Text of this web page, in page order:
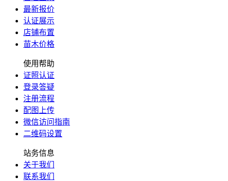
最新报价
认证展示
店铺布置
苗木价格
使用帮助
证照认证
登录答疑
注册流程
配图上传
微信访问指南
二维码设置
站务信息
关于我们
联系我们